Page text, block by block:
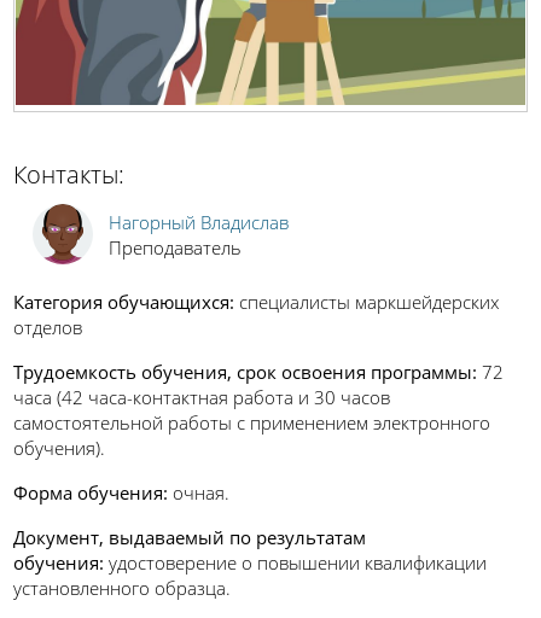
Контакты:
Нагорный Владислав
Преподаватель
Категория обучающихся: специалисты маркшейдерских
отделов
Трудоемкость обучения, срок освоения программы: 72
часа (42 часа-контактная работа и 30 часов
самостоятельной работы с применением электронного
обучения).
Форма обучения: очная.
Документ, выдаваемый по результатам
обучения: удостоверение о повышении квалификации
установленного образца.